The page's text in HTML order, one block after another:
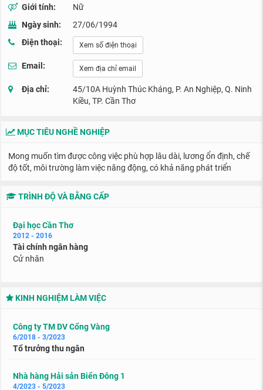
Giới tính:
Nữ
Ngày sinh:
27/06/1994
Điện thoại:
Xem số điện thoại
Email: Xem địa chỉ email
Địa chỉ:
45/10A Huỳnh Thúc Kháng, P. An Nghiệp, Q. Ninh
Kiều, TP. Cần Thơ
MỤC TIÊU NGHỀ NGHIỆP
Mong muốn tìm được công việc phù hợp lâu dài, lương ổn định, chế
độ tốt, môi trường làm việc năng động, có khả năng phát triển
TRÌNH ĐỘ VÀ BẰNG CẤP
Đại học Cần Thơ
2012 - 2016
Tài chính ngân hàng
Cử nhân
KINH NGHIỆM LÀM VIỆC
Công ty TM DV Cổng Vàng
6/2018 - 3/2023
Tổ trưởng thu ngân
Nhà hàng Hải sản Biển Đông 1
4/2023 - 5/2023